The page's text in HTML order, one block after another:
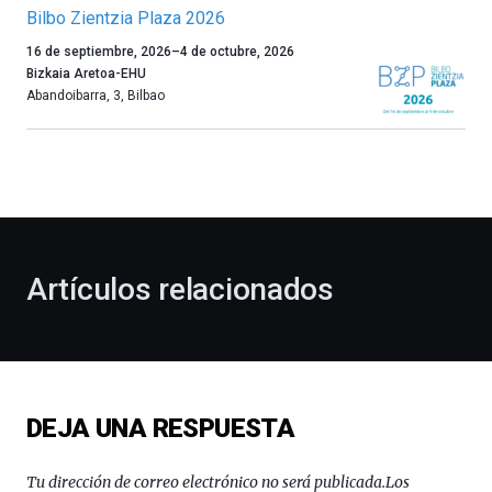
Bilbo Zientzia Plaza 2026
Un
año
más,
celebración
novena
Bilbo
16 de septiembre, 2026–4 de octubre, 2026
Bizkaia Aretoa-EHU
Abandoibarra, 3, Bilbao
Artículos relacionados
DEJA UNA RESPUESTA
Tu dirección de correo electrónico no será publicada.Los